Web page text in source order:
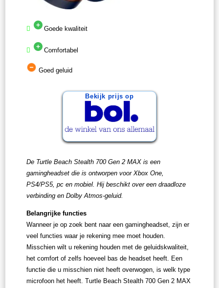
Goede kwaliteit
Comfortabel
Goed geluid
Bekijk prijs op
De Turtle Beach Stealth 700 Gen 2 MAX is een
gamingheadset die is ontworpen voor Xbox One,
PS4/PS5, pc en mobiel. Hij beschikt over een draadloze
verbinding en Dolby Atmos-geluid.
Belangrijke functies
Wanneer je op zoek bent naar een gamingheadset, zijn er
veel functies waar je rekening mee moet houden.
Misschien wilt u rekening houden met de geluidskwaliteit,
het comfort of zelfs hoeveel bas de headset heeft. Een
functie die u misschien niet heeft overwogen, is welk type
microfoon het heeft. Turtle Beach Stealth 700 Gen 2 MAX